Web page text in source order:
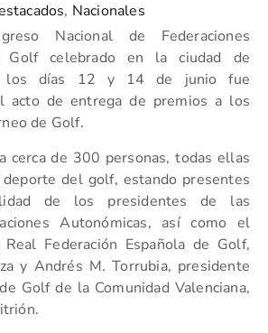
, Nacionales
Nacional de Federaciones
Golf celebrado en la ciudad de
los días 12 y 14 de junio fue
acto de entrega de premios a los
de Golf.
cerca de 300 personas, todas ellas
del golf, estando presentes
de los presidentes de las
Autonómicas, así como el
Federación Española de Golf,
y Andrés M. Torrubia, presidente
Golf de la Comunidad Valenciana,